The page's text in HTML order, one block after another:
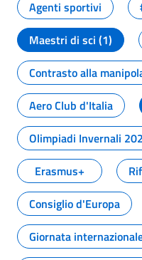
Agenti sportivi
Maestri di sci (1)
Contrasto alla
Aero Club d'Italia
Olimpiadi Invernali
Erasmus+
Consiglio d'Europa
Giornata